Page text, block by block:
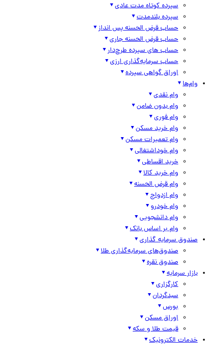
سپرده کوتاه مدت عادی
سپرده بلندمدت
حساب قرض الحسنه پس انداز
حساب قرض الحسنه جاری
حساب های سپرده طرح‌دار
حساب سرمایه‌گذاری ارزی
اوراق گواهی سپرده
وام‌ها
وام نقدی
وام بدون ضامن
وام فوری
وام خرید مسکن
وام تعمیرات مسکن
وام خوداشتغالی
خرید اقساطی
وام خرید کالا
وام قرض الحسنه
وام ازدواج
وام خودرو
وام دانشجویی
وام بر اساس بانک
صندوق سرمایه گذاری
صندوق‌های سرمایه‌گذاری طلا
صندوق نقره
بازار سرمایه
کارگزاری
سبدگردان
بورس
اوراق مسکن
قیمت طلا و سکه
خدمات الکترونیک